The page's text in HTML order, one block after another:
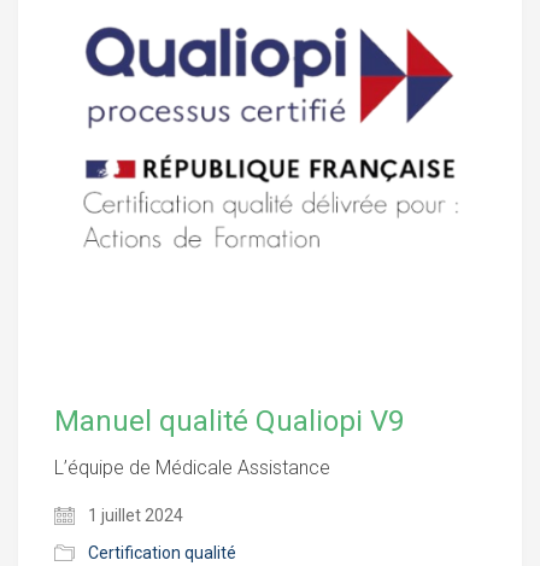
Manuel qualité Qualiopi V9
L’équipe de Médicale Assistance
1 juillet 2024
Certification qualité